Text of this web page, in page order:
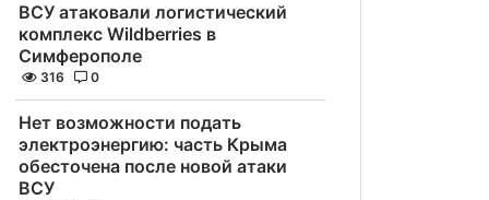
ВСУ атаковали логистический
комплекс Wildberries в
Симферополе
316 0
Нет возможности подать
электроэнергию: часть Крыма
обесточена после новой атаки
ВСУ